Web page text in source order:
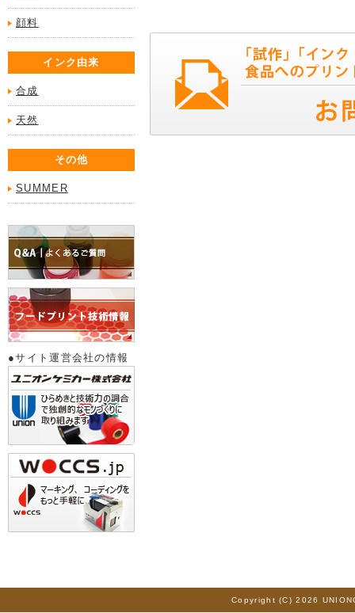
顔料
インク由来
合成
天然
その他
SUMMER
●サイト運営会社の情報
Copyright (C) 2026